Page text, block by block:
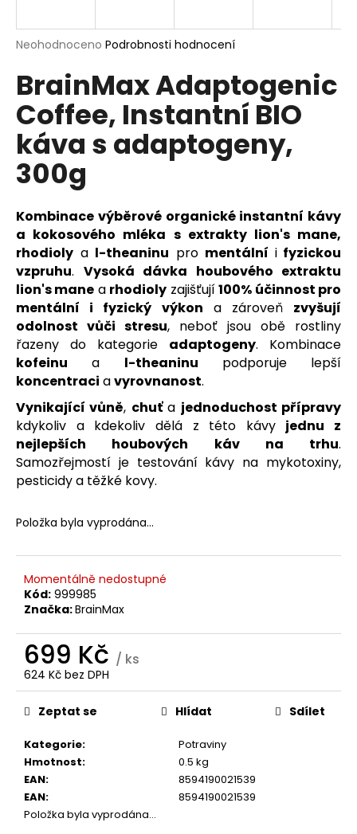
Průměrné
produktu
je
0,0
z
5
hvězdiček.
Neohodnoceno Podrobnosti hodnocení
BrainMax Adaptogenic
Coffee, Instantní BIO
káva s adaptogeny,
300g
Kombinace výběrové organické instantní kávy
a kokosového mléka s extrakty lion's mane,
rhodioly a l-theaninu pro mentální ifyzickou
vzpruhu. Vysoká dávka houbového extraktu
lion's mane a rhodioly zajišťují100% účinnost pro
mentální i fyzický výkon a zároveň zvyšují
odolnost vůči stresu, neboť jsou obě rostliny
řazeny do kategorie adaptogeny. Kombinace
kofeinu a l-theaninu podporuje lepší
koncentraci avyrovnanost.
Vynikající vůně, chuťa jednoduchost přípravy
kdykoliv a kdekoliv dělá z této kávy jednu z
nejlepších houbových káv na trhu.
Samozřejmostí je testování kávy na mykotoxiny,
pesticidy a těžké kovy.
Položka byla vyprodána…
Momentálně nedostupné
Kód: 999985
Značka:BrainMax
699 Kč / ks
624 Kč bez DPH
Měrná
cena:
Kategorie:
Potraviny
Hmotnost:
0.5 kg
EAN:
8594190021539
EAN:
8594190021539
Položka byla vyprodána…
Zeptat se Hlídat Sdílet
j
t
?
D
o
p
o
r
u
č
u
e
m
e
BRAINMAX
MAGNESIUM,
100
KAPSLÍ
(HOŘČÍK,
GABA,
L-
THEANIN,
VITAMÍN
B6,
ŠŤÁVA
VIŠNĚ)
699